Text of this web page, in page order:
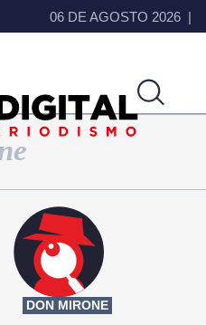
06 DE AGOSTO 2026
DON MIRONE